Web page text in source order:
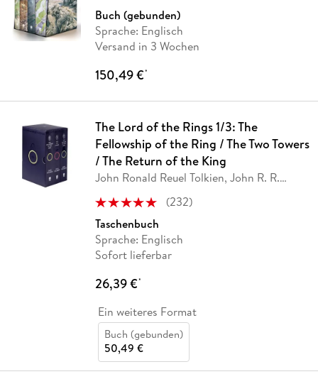
Buch (gebunden)
Sprache: Englisch
Versand in 3 Wochen
150,49 €*
The Lord of the Rings 1/3: The
Fellowship of the Ring / The Two Towers
/ The Return of the King
John Ronald Reuel Tolkien, John R. R.
(232)
Taschenbuch
Sprache: Englisch
Sofort lieferbar
26,39 €*
Ein weiteres Format
Buch (gebunden)
50,49 €